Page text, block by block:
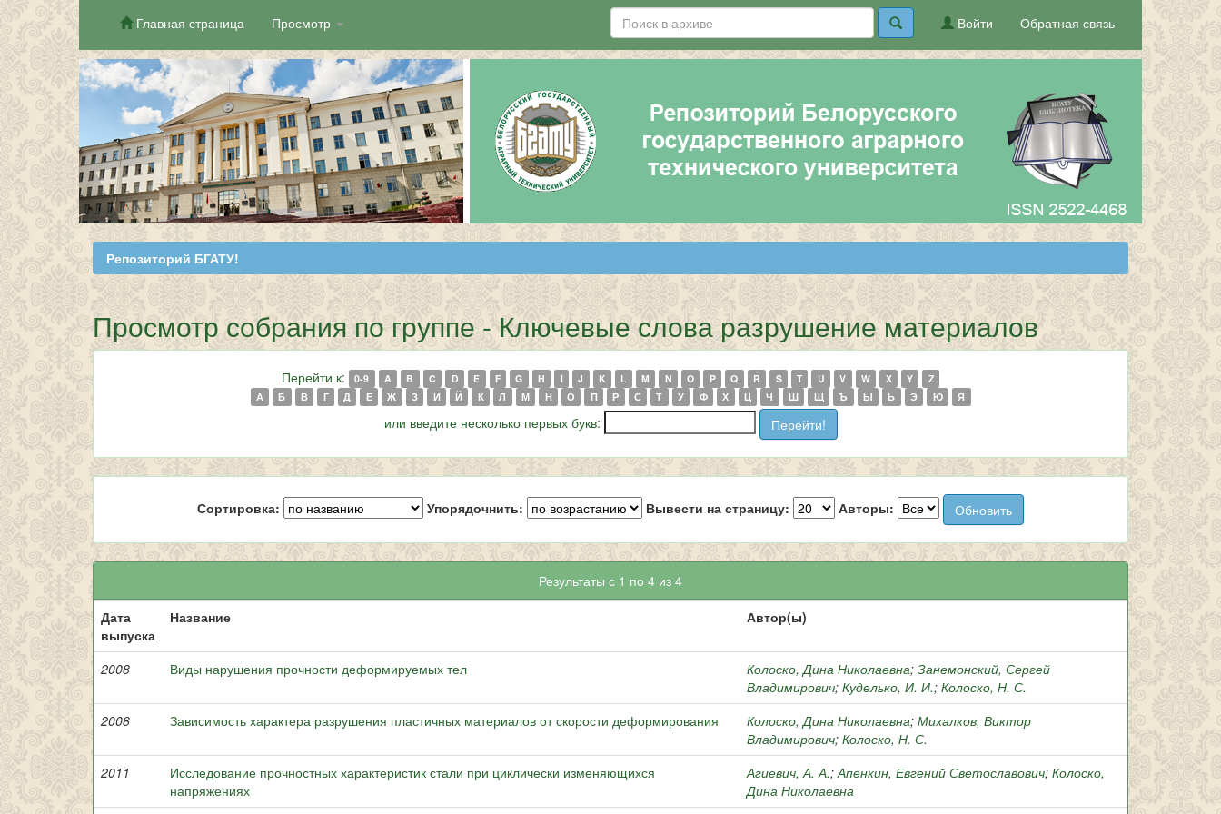
Skip
navigation
Главная страница Просмотр Обратная связь
Войти
Репозиторий БГАТУ!
Просмотр собрания по группе - Ключевые слова разрушение материалов
Перейти к: 0-9 A B C D E F G H I J K L M N O P Q R S T U V W X Y
Z
А
Б В Г Д Е Ж З И Й К Л М Н О П Р С Т У Ф Х Ц Ч Ш Щ Ъ Ы Ь Э Ю Я
или введите несколько первых букв:
Сортировка: Упорядочнить: Вывести на страницу: Авторы:
Результаты с 1 по 4 из 4
Дата
выпуска
Название Автор(ы)
2008 Виды нарушения прочности деформируемых тел Колоско, Дина Николаевна; Занемонский, Сергей
Владимирович; Куделько, И. И.; Колоско, Н. С.
2008
Зависимость характера разрушения пластичных материалов от скорости деформирования Колоско, Дина Николаевна; Михалков, Виктор
Владимирович; Колоско, Н. С.
2011
Исследование прочностных характеристик стали при циклически изменяющихся
напряжениях
Агиевич, А. А.;Апенкин, Евгений Светославович; Колоско,
Дина Николаевна